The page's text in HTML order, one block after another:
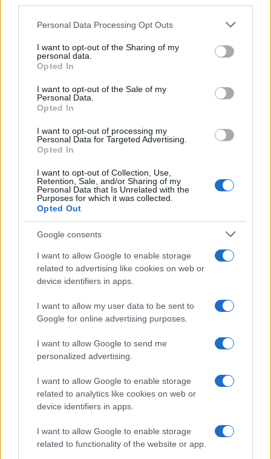
Please note that this website/app uses one or more Google
not limited to your visit or usage behaviour. You may click to
grant or deny consent to Google and its third-party tags to
use your data for below specified purposes in below Google
consent section.
Personal Data Processing Opt Outs
I want to opt-out of the Sharing of my
personal data.
Opted In
I want to opt-out of the Sale of my
Personal Data.
Opted In
I want to opt-out of processing my
Personal Data for Targeted Advertising.
Opted In
I want to opt-out of Collection, Use,
Retention, Sale, and/or Sharing of my
Personal Data that Is Unrelated with the
Purposes for which it was collected.
Opted Out
Google consents
I want to allow Google to enable storage
related to advertising like cookies on web or
device identifiers in apps.
I want to allow my user data to be sent to
Google for online advertising purposes.
I want to allow Google to send me
personalized advertising.
I want to allow Google to enable storage
related to analytics like cookies on web or
device identifiers in apps.
I want to allow Google to enable storage
related to functionality of the website or app.
εκατ. ευρώ και αύξηση
κερδών 57% - Τα νέα
στοιχήματα σε low & non
Χρηματοοικονομικός
σύμβουλος της ΔΕΗ για την
Η Chery επενδύει 75 εκατ. δολάρια στην KG Mobility
Το FIAT 500 Hybrid τώρα
από 18.990 ευρώ
Ατρόμητος και Novibet
συνεχίζουν μαζί: Ανανέωση
της συνεργασίας τους μέχρι
18η συνεχόμενη χρονιά για τον ΟΤΕ στη διεθνή σειρά